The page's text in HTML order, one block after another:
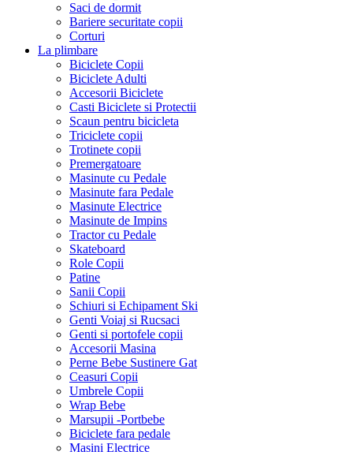
Saci de dormit
Bariere securitate copii
Corturi
La plimbare
Biciclete Copii
Biciclete Adulti
Accesorii Biciclete
Casti Biciclete si Protectii
Scaun pentru bicicleta
Triciclete copii
Trotinete copii
Premergatoare
Masinute cu Pedale
Masinute fara Pedale
Masinute Electrice
Masinute de Impins
Tractor cu Pedale
Skateboard
Role Copii
Patine
Sanii Copii
Schiuri si Echipament Ski
Genti Voiaj si Rucsaci
Genti si portofele copii
Accesorii Masina
Perne Bebe Sustinere Gat
Ceasuri Copii
Umbrele Copii
Wrap Bebe
Marsupii -Portbebe
Biciclete fara pedale
Masini Electrice